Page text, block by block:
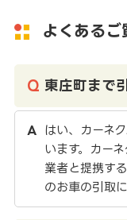
よくあるご
東庄町まで
はい、カーネ
います。カー
業者と提携す
のお車の引取